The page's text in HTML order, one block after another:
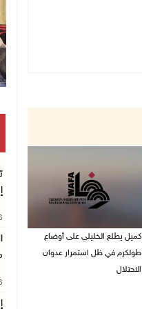
كميل يطلع الخليلي على أوضاع
طولكرم في ظل استمرار عدوان
الاحتلال